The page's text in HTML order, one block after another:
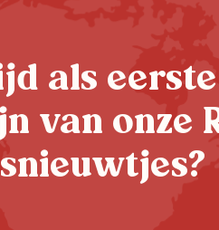
als
van onze